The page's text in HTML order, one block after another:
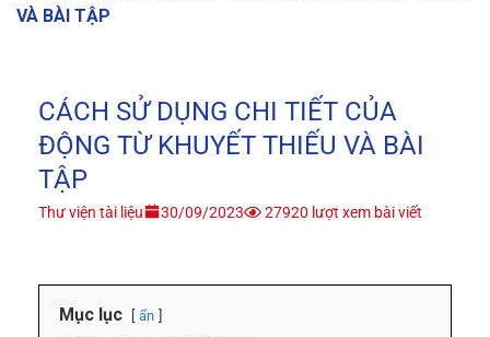
VÀ BÀI TẬP
CÁCH SỬ DỤNG CHI TIẾT CỦA
ĐỘNG TỪ KHUYẾT THIẾU VÀ BÀI
TẬP
Thư viện tài liệu 30/09/2023 27920 lượt xem bài viết
Mục lục ẩn